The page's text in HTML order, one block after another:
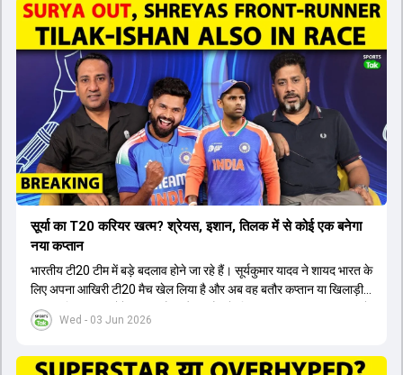
Wed - 03 Jun 2026
सूर्या का T20 करियर खत्म? श्रेयस, इशान, तिलक में से कोई एक बनेगा
नया कप्तान
भारतीय टी20 टीम में बड़े बदलाव होने जा रहे हैं। सूर्यकुमार यादव ने शायद भारत के
लिए अपना आखिरी टी20 मैच खेल लिया है और अब वह बतौर कप्तान या खिलाड़ी
टीम का हिस्सा नहीं होंगे। आयरलैंड और इंग्लैंड के खिलाफ आगामी टी20 सीरीज के
लिए नए कप्तान की तलाश जारी है। इस रेस में श्रेयस अय्यर सबसे आगे चल रहे
पटेल इस रेस में काफी पीछे हैं, जबकि संजू सैमसन और रजत पाटीदार कप्तानी की